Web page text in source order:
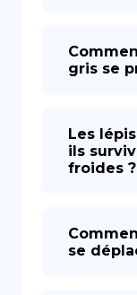
gris se
Les
ils
froides ?
se